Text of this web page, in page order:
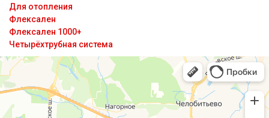
Для отопления
Флексален
Флексален 1000+
Четырёхтрубная система